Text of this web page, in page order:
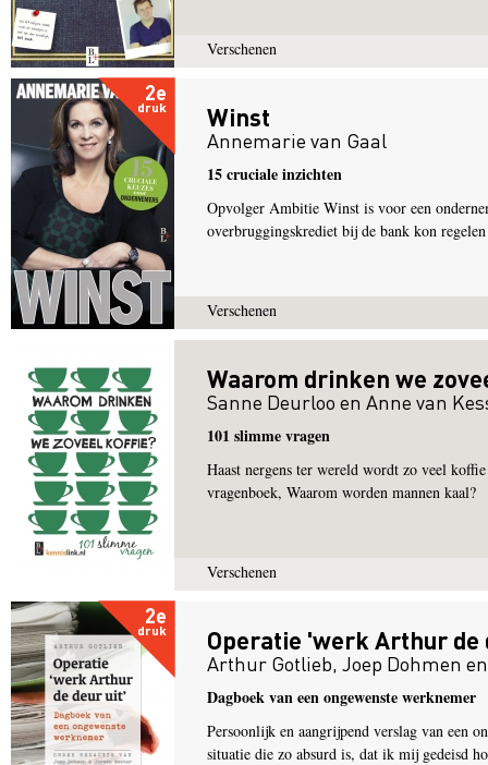
Verschenen
2e
druk Winst
Annemarie van Gaal
15 cruciale inzichten
Opvolger Ambitie Winst is voor een
overbruggingskrediet bij de bank kon
Verschenen
Waarom drinken we
Sanne Deurloo en Anne van
101 slimme vragen
Haast nergens ter wereld wordt zo veel
vragenboek, Waarom worden mannen kaal?
Verschenen
2e
druk Operatie 'werk Arthur de
Arthur Gotlieb, Joep Dohmen
Dagboek van een ongewenste werknemer
Persoonlijk en aangrijpend verslag van een
situatie die zo absurd is, dat ik mij gedeisd